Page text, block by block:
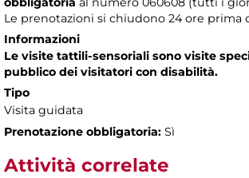
Le prenotazioni si chiudono 24 ore prima
Informazioni
Le visite tattili-sensoriali sono visite
pubblico dei visitatori con disabilità.
Tipo
Visita guidata
Prenotazione obbligatoria: Sì
Attività correlate